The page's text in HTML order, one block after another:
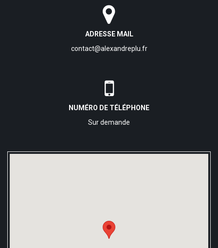
ADRESSE MAIL
contact@alexandreplu.fr
NUMÉRO DE TÉLÉPHONE
Sur demande